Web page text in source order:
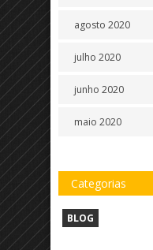
agosto 2020
julho 2020
junho 2020
maio 2020
Categorias
BLOG